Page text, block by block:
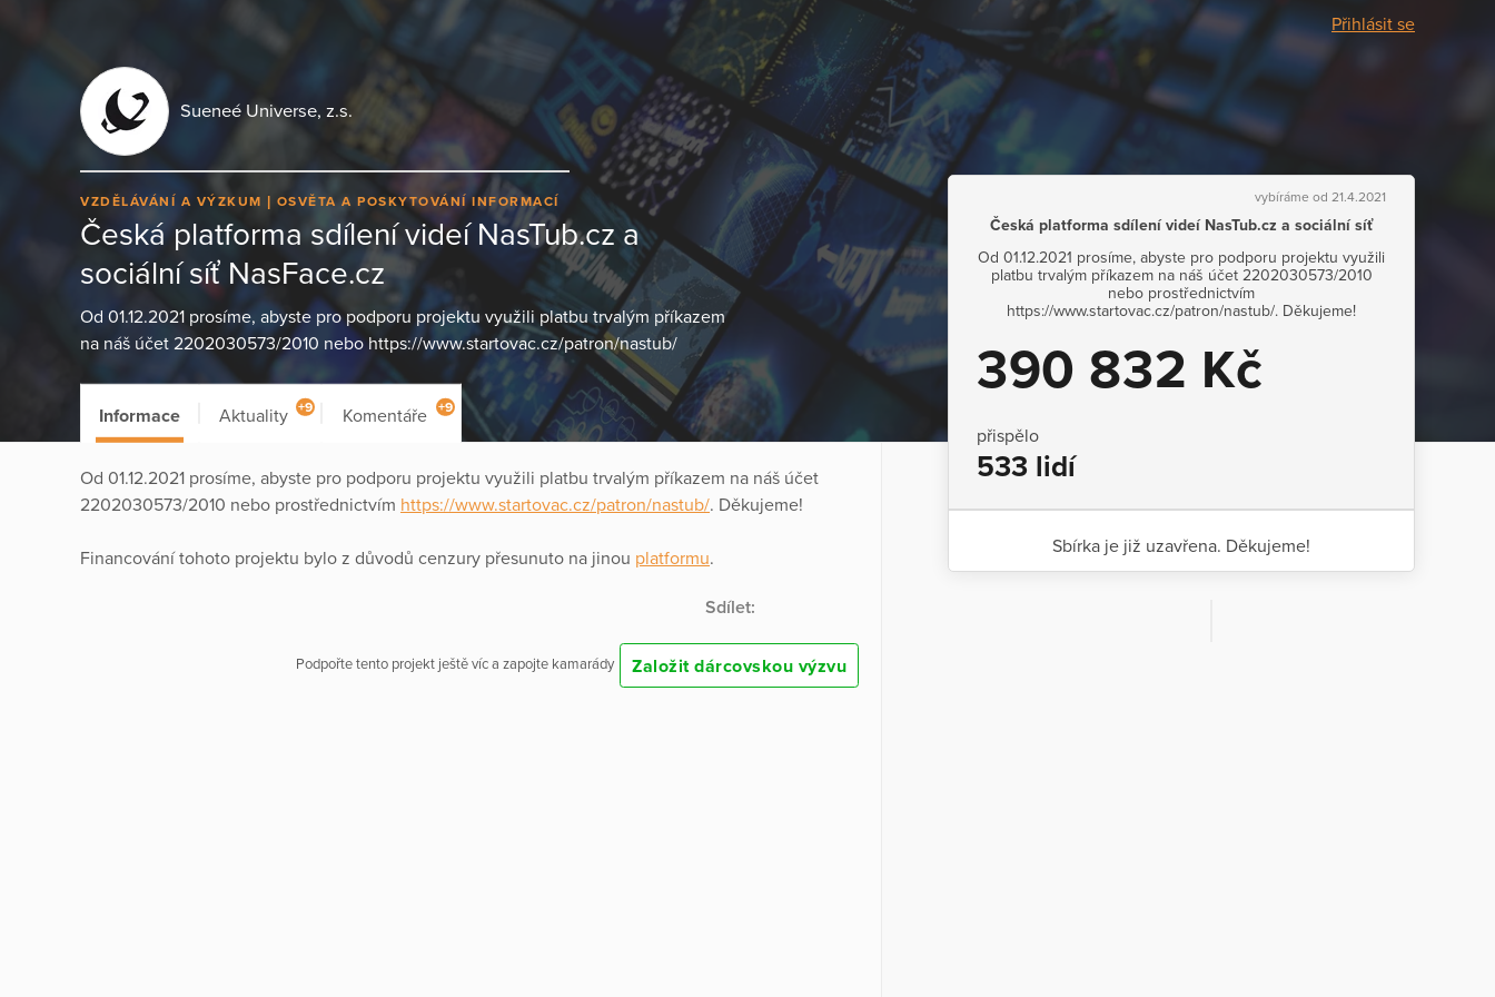
Přihlásit se
Sueneé Universe, z.s.
VZDĚLÁVÁNÍ A VÝZKUM OSVĚTA A POSKYTOVÁNÍ INFORMACÍ
Česká platforma sdílení videí NasTub.cz a
sociální síť NasFace.cz
Od 01.12.2021 prosíme, abyste pro podporu projektu využili platbu trvalým příkazem
na náš účet 2202030573/2010 nebo https://www.startovac.cz/patron/nastub/
vybíráme od 21.4.2021
Česká platforma sdílení videí NasTub.cz a sociální síť
Od 01.12.2021 prosíme, abyste pro podporu projektu využili
platbu trvalým příkazem na náš účet 2202030573/2010
nebo prostřednictvím
https://www.startovac.cz/patron/nastub/. Děkujeme!
390 832 Kč
přispělo
533 lidí
Sbírka je již uzavřena. Děkujeme!
Informace Aktuality +9 Komentáře +9
Od 01.12.2021 prosíme, abyste pro podporu projektu využili platbu trvalým příkazem na náš účet
2202030573/2010 nebo prostřednictvím https://www.startovac.cz/patron/nastub/. Děkujeme!
Financování tohoto projektu bylo z důvodů cenzury přesunuto na jinou platformu.
Sdílet:
Podpořte tento projekt ještě víc a zapojte kamarády Založit dárcovskou výzvu